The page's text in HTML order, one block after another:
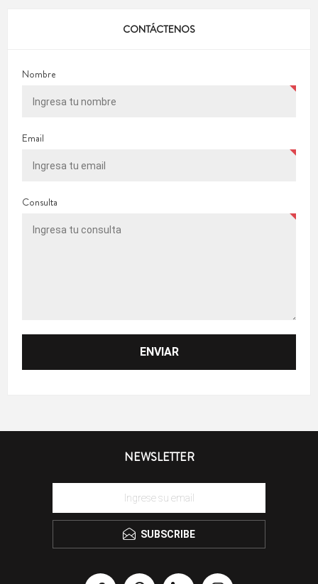
CONTÁCTENOS
Nombre
Email
Consulta
NEWSLETTER
SUBSCRIBE